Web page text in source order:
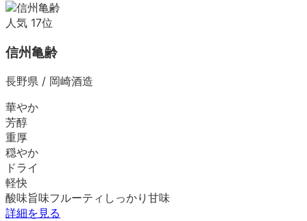
人気 17位
信州亀齢
長野県 / 岡崎酒造
華やか
芳醇
重厚
穏やか
ドライ
軽快
酸味旨味フルーティ しっかり 甘味
詳細を見る